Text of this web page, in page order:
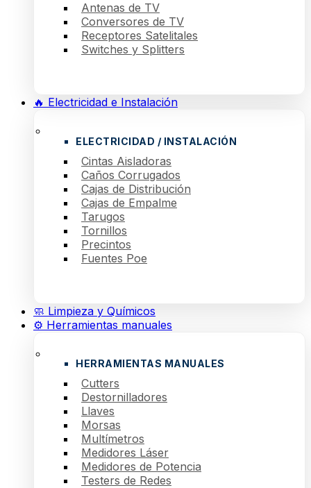
Antenas de TV
Conversores de TV
Receptores Satelitales
Switches y Splitters
🔥 Electricidad e Instalación
ELECTRICIDAD / INSTALACIÓN
Cintas Aisladoras
Caños Corrugados
Cajas de Distribución
Cajas de Empalme
Tarugos
Tornillos
Precintos
Fuentes Poe
🧼 Limpieza y Químicos
⚙️ Herramientas manuales
HERRAMIENTAS MANUALES
Cutters
Destornilladores
Llaves
Morsas
Multímetros
Medidores Láser
Medidores de Potencia
Testers de Redes